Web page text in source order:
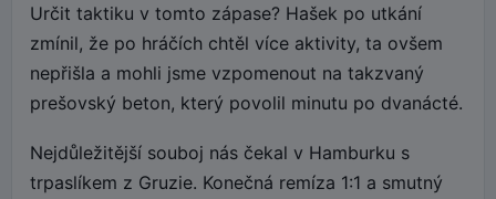
Určit taktiku v tomto zápase? Hašek po utkání
zmínil, že po hráčích chtěl více aktivity, ta ovšem
nepřišla a mohli jsme vzpomenout na takzvaný
prešovský beton, který povolil minutu po dvanácté.
Nejdůležitější souboj nás čekal v Hamburku s
trpaslíkem z Gruzie. Konečná remíza 1:1 a smutný